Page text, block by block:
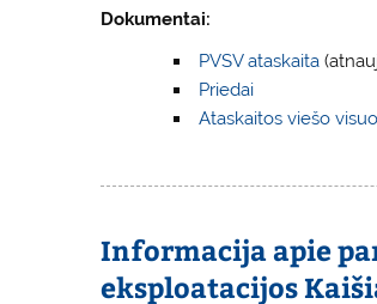
Dokumentai:
PVSV ataskaita
Priedai
Ataskaitos viešo
Informacija apie
eksploatacijos